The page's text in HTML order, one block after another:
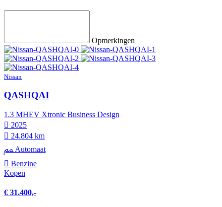
Opmerkingen
Nissan
QASHQAI
1.3 MHEV Xtronic Business Design
2025
24.804 km
Automaat
Benzine
Kopen
€ 31.400,-